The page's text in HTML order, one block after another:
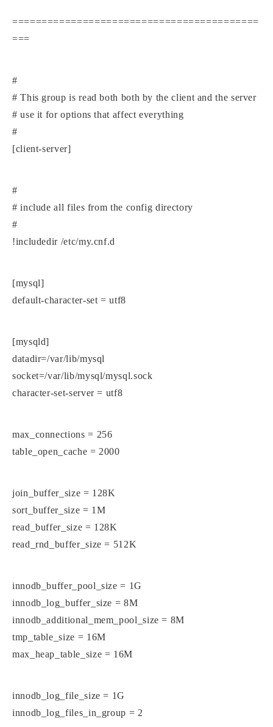
==========================================
===
#
# This group is read both both by the client and the server
# use it for options that affect everything
#
[client-server]
#
# include all files from the config directory
#
!includedir /etc/my.cnf.d
[mysql]
default-character-set = utf8
[mysqld]
datadir=/var/lib/mysql
socket=/var/lib/mysql/mysql.sock
character-set-server = utf8
max_connections = 256
table_open_cache = 2000
join_buffer_size = 128K
sort_buffer_size = 1M
read_buffer_size = 128K
read_rnd_buffer_size = 512K
innodb_buffer_pool_size = 1G
innodb_log_buffer_size = 8M
innodb_additional_mem_pool_size = 8M
tmp_table_size = 16M
max_heap_table_size = 16M
innodb_log_file_size = 1G
innodb_log_files_in_group = 2